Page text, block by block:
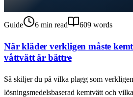
Guide 6 min read 609 words
När kläder verkligen måste
våttvätt är bättre
Så skiljer du på vilka plagg som
lösningsmedelsbaserad kemtvätt och